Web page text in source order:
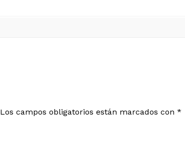
Los campos obligatorios están marcados con *